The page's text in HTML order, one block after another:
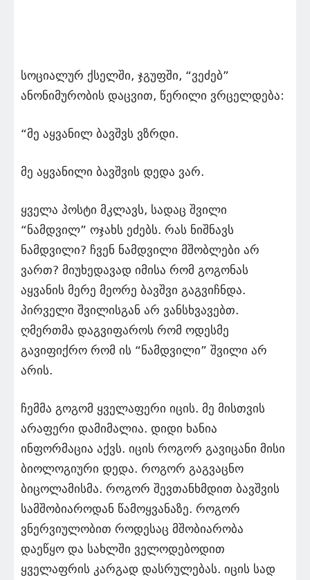
სოციალურ ქსელში, ჯგუფში, “ვეძებ”
ანონიმურობის დაცვით, წერილი ვრცელდება:
“მე აყვანილ ბავშვს ვზრდი.
მე აყვანილი ბავშვის დედა ვარ.
ყველა პოსტი მკლავს, სადაც შვილი
“ნამდვილ” ოჯახს ეძებს. რას ნიშნავს
ნამდვილი? ჩვენ ნამდვილი მშობლები არ
ვართ? მიუხედავად იმისა რომ გოგონას
აყვანის მერე მეორე ბავშვი გაგვიჩნდა.
პირველი შვილისგან არ ვანსხვავებთ.
ღმერთმა დაგვიფაროს რომ ოდესმე
გავიფიქრო რომ ის “ნამდვილი” შვილი არ
არის.
ჩემმა გოგომ ყველაფერი იცის. მე მისთვის
არაფერი დამიმალია. დიდი ხანია
ინფორმაცია აქვს. იცის როგორ გავიცანი მისი
ბიოლოგიური დედა. როგორ გაგვაცნო
ბიცოლამისმა. როგორ შევთანხმდით ბავშვის
სამშობიაროდან წამოყვანაზე. როგორ
ვნერვიულობით როდესაც მშობიარობა
დაეწყო და სახლში ველოდებოდით
ყველაფრის კარგად დასრულებას. იცის სად